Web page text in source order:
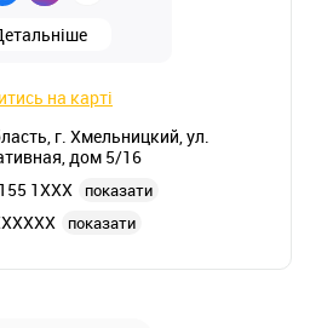
на карті
г. Хмельницкий, ул.
дом 5/16
1XXX
показати
показати